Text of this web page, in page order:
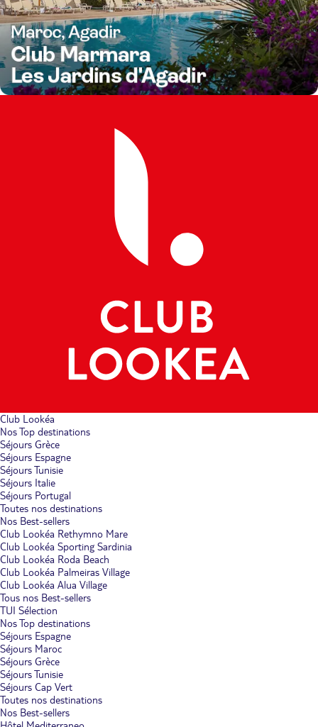
Club Lookéa
Nos Top destinations
Séjours Grèce
Séjours Espagne
Séjours Tunisie
Séjours Italie
Séjours Portugal
Toutes nos destinations
Nos Best-sellers
Club Lookéa Rethymno Mare
Club Lookéa Sporting Sardinia
Club Lookéa Roda Beach
Club Lookéa Palmeiras Village
Club Lookéa Alua Village
Tous nos Best-sellers
TUI Sélection
Nos Top destinations
Séjours Espagne
Séjours Maroc
Séjours Grèce
Séjours Tunisie
Séjours Cap Vert
Toutes nos destinations
Nos Best-sellers